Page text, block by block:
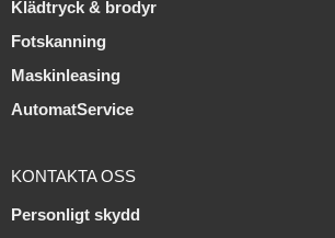
Klädtryck & brodyr
Fotskanning
Maskinleasing
AutomatService
KONTAKTA OSS
Personligt skydd